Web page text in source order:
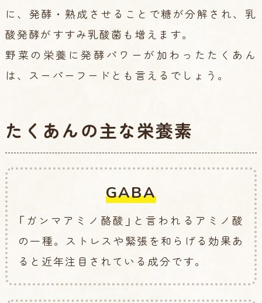
に、発酵・熟成させることで糖が分解され、乳
酸発酵がすすみ乳酸菌も増えます。
野菜の栄養に発酵パワーが加わったたくあん
は、スーパーフードとも言えるでしょう。
たくあんの主な栄養素
GABA
「ガンマアミノ酪酸」と言われるアミノ酸
の一種。ストレスや緊張を和らげる効果あ
ると近年注目されている成分です。